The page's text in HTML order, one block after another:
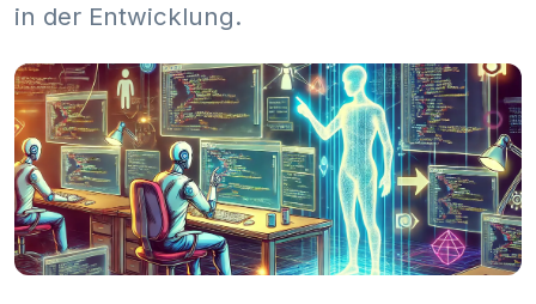
in der Entwicklung.